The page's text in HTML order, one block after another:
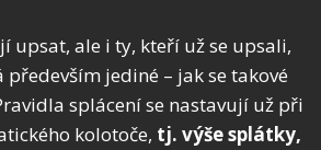
upsat, ale i ty, kteří už se upsali,
jediné – jak se takové
splácení se nastavují už při
kolotoče, tj. výše splátky,